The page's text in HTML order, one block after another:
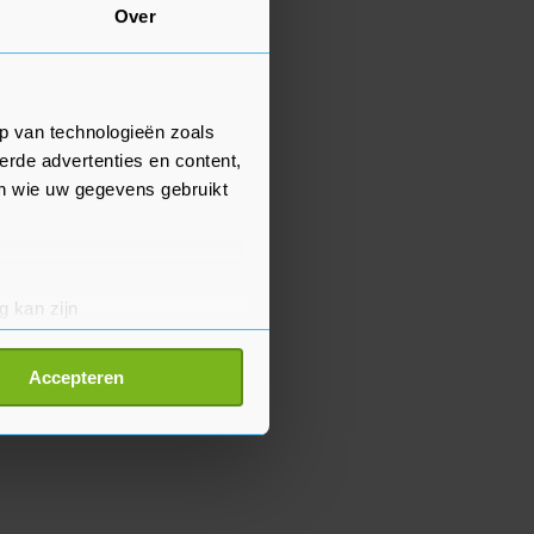
Over
van technologieën zoals
advertenties en content,
wie uw gegevens gebruikt
kan zijn
detailgedeelte
Accepteren